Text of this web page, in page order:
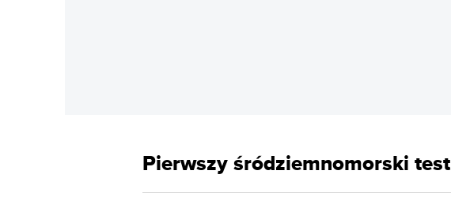
Pierwszy śródziemnomorski test